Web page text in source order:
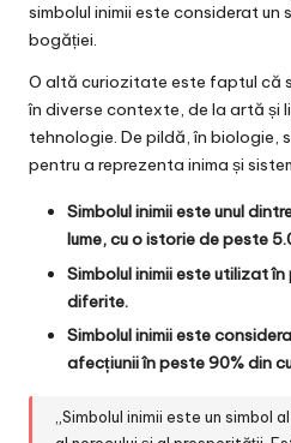
simbolul inimii este considerat un
bogăției.
O altă curiozitate este faptul că
în diverse contexte, de la artă și
tehnologie. De pildă, în biologie,
pentru a reprezenta inima și
Simbolul inimii este unul
lume, cu o istorie de peste
Simbolul inimii este utilizat
diferite.
Simbolul inimii este
afecțiunii în peste 90% din
„Simbolul inimii este un simbol